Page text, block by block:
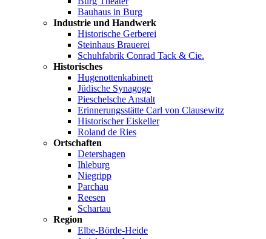
Bauhaus in Burg
Industrie und Handwerk
Historische Gerberei
Steinhaus Brauerei
Schuhfabrik Conrad Tack & Cie.
Historisches
Hugenottenkabinett
Jüdische Synagoge
Pieschelsche Anstalt
Erinnerungsstätte Carl von Clausewitz
Historischer Eiskeller
Roland de Ries
Ortschaften
Detershagen
Ihleburg
Niegripp
Parchau
Reesen
Schartau
Region
Elbe-Börde-Heide